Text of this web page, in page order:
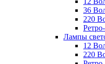
36
220
Лампы
12
220